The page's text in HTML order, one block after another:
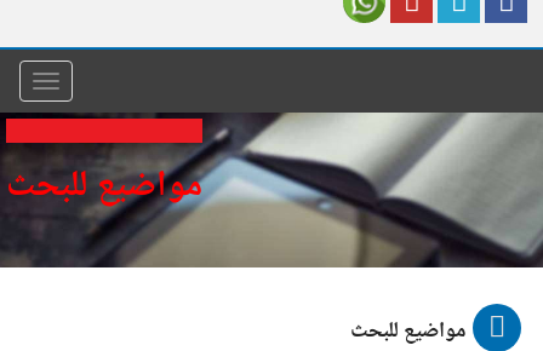
القائمة
مواضيع للبحث
مواضيع للبحث